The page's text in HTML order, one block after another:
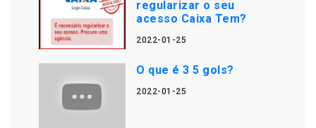
regularizar o seu
acesso Caixa Tem?
2022-01-25
O que é 3 5 gols?
2022-01-25